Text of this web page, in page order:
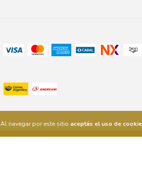
Al navegar por este sitio aceptás el uso de